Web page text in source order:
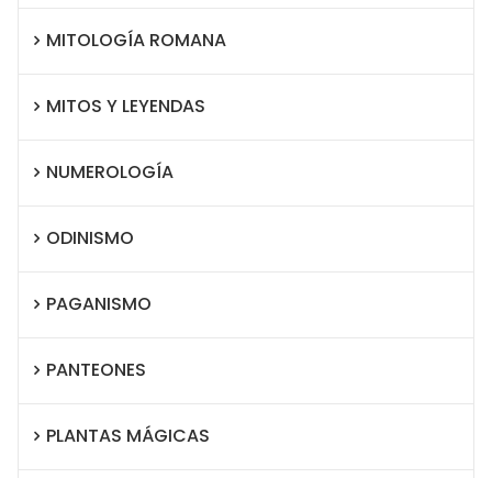
MITOLOGÍA ROMANA
MITOS Y LEYENDAS
NUMEROLOGÍA
ODINISMO
PAGANISMO
PANTEONES
PLANTAS MÁGICAS